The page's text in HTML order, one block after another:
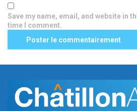
Save my name, email, and website in
time I comment.